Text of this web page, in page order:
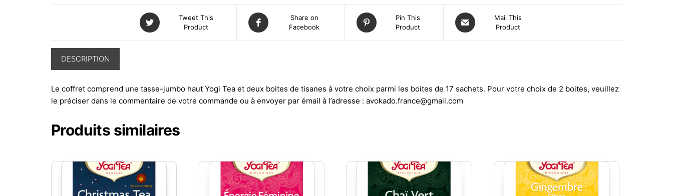
Tweet This
Product
Share on
Facebook
Pin This
Product
Mail This
Product
DESCRIPTION
Le coffret comprend une tasse-jumbo haut Yogi Tea et deux boites de tisanes à votre choix parmi les boites de 17 sachets. Pour votre choix de 2 boites, veuillez
le préciser dans le commentaire de votre commande ou à envoyer par émail à l’adresse : avokado.france@gmail.com
Produits similaires